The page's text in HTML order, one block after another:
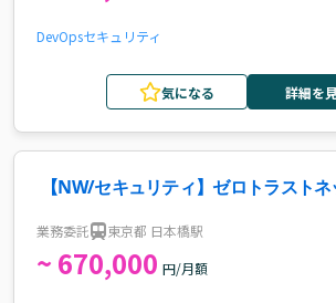
DevOpsセキュリティ
気になる 詳細を
【NW/セキュリティ】ゼロトラスト
業務委託 東京都 日本橋駅
~ 670,000 円/月額